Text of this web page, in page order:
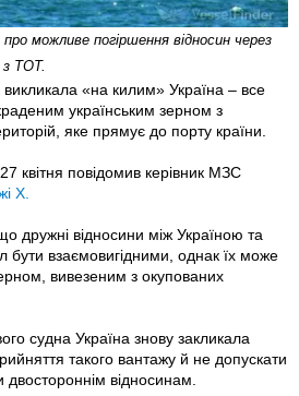
про можливе погіршення відносин через
з ТОТ.
«на килим» Україна – все
українським зерном з
яке прямує до порту країни.
квітня повідомив керівник МЗС
Х.
дружні відносини між Україною та
бути взаємовигідними, однак їх може
вивезеним з окупованих
судна Україна знову закликала
такого вантажу й не допускати
двостороннім відносинам.